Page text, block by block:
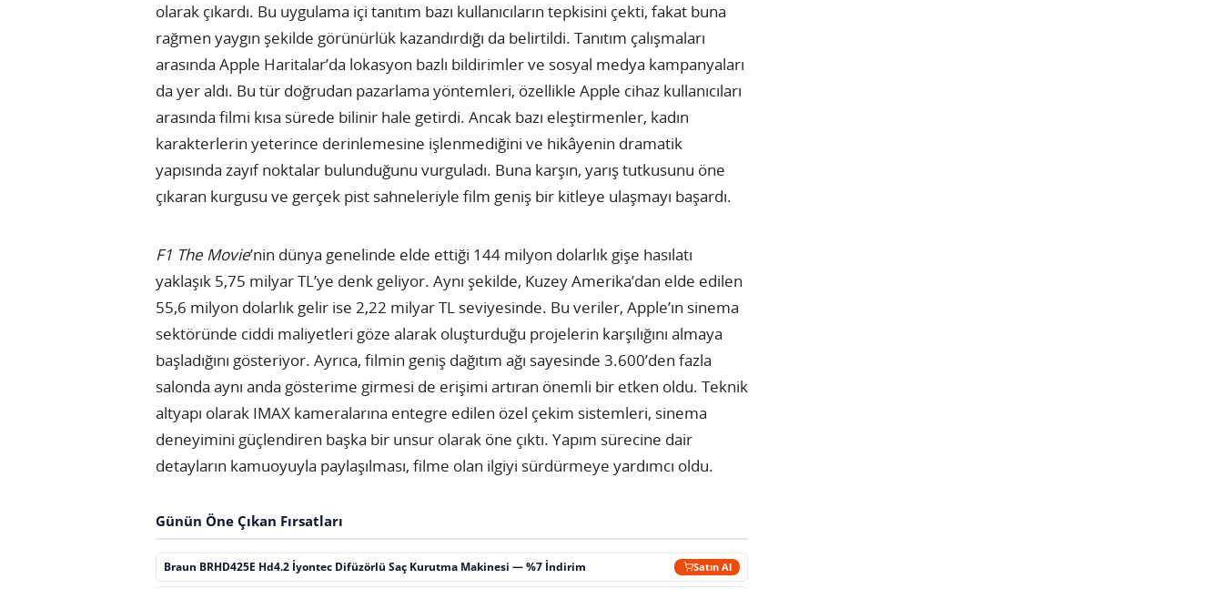
olarak çıkardı. Bu uygulama içi tanıtım bazı kullanıcıların tepkisini çekti, fakat buna
rağmen yaygın şekilde görünürlük kazandırdığı da belirtildi. Tanıtım çalışmaları
arasında Apple Haritalar’da lokasyon bazlı bildirimler ve sosyal medya kampanyaları
da yer aldı. Bu tür doğrudan pazarlama yöntemleri, özellikle Apple cihaz kullanıcıları
arasında filmi kısa sürede bilinir hale getirdi. Ancak bazı eleştirmenler, kadın
karakterlerin yeterince derinlemesine işlenmediğini ve hikâyenin dramatik
yapısında zayıf noktalar bulunduğunu vurguladı. Buna karşın, yarış tutkusunu öne
çıkaran kurgusu ve gerçek pist sahneleriyle film geniş bir kitleye ulaşmayı başardı.
F1 The Movie’nin dünya genelinde elde ettiği 144 milyon dolarlık gişe hasılatı
yaklaşık 5,75 milyar TL’ye denk geliyor. Aynı şekilde, Kuzey Amerika’dan elde edilen
55,6 milyon dolarlık gelir ise 2,22 milyar TL seviyesinde. Bu veriler, Apple’ın sinema
sektöründe ciddi maliyetleri göze alarak oluşturduğu projelerin karşılığını almaya
başladığını gösteriyor. Ayrıca, filmin geniş dağıtım ağı sayesinde 3.600’den fazla
salonda aynı anda gösterime girmesi de erişimi artıran önemli bir etken oldu. Teknik
altyapı olarak IMAX kameralarına entegre edilen özel çekim sistemleri, sinema
deneyimini güçlendiren başka bir unsur olarak öne çıktı. Yapım sürecine dair
detayların kamuoyuyla paylaşılması, filme olan ilgiyi sürdürmeye yardımcı oldu.
Günün Öne Çıkan Fırsatları
Braun BRHD425E Hd4.2 İyontec Difüzörlü Saç Kurutma Makinesi — %7 İndirim Satın Al